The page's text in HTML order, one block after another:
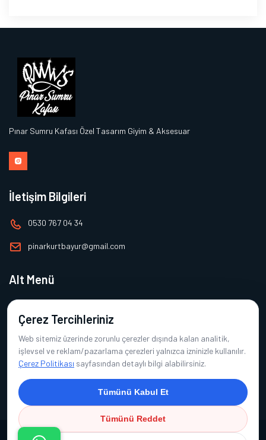
Pınar Sumru Kafası Özel Tasarım Giyim & Aksesuar
İletişim Bilgileri
0530 767 04 34
pinarkurtbayur@gmail.com
Alt Menü
Ana Sayfa
Hakkımızda
Ürünlerimiz
Referanslarımız
İletişim
Çerez Tercihleriniz
Web sitemiz üzerinde zorunlu çerezler dışında kalan analitik,
işlevsel ve reklam/pazarlama çerezleri yalnızca izninizle kullanılır.
Çerez Politikası sayfasından detaylı bilgi alabilirsiniz.
Tümünü Kabul Et
Tümünü Reddet